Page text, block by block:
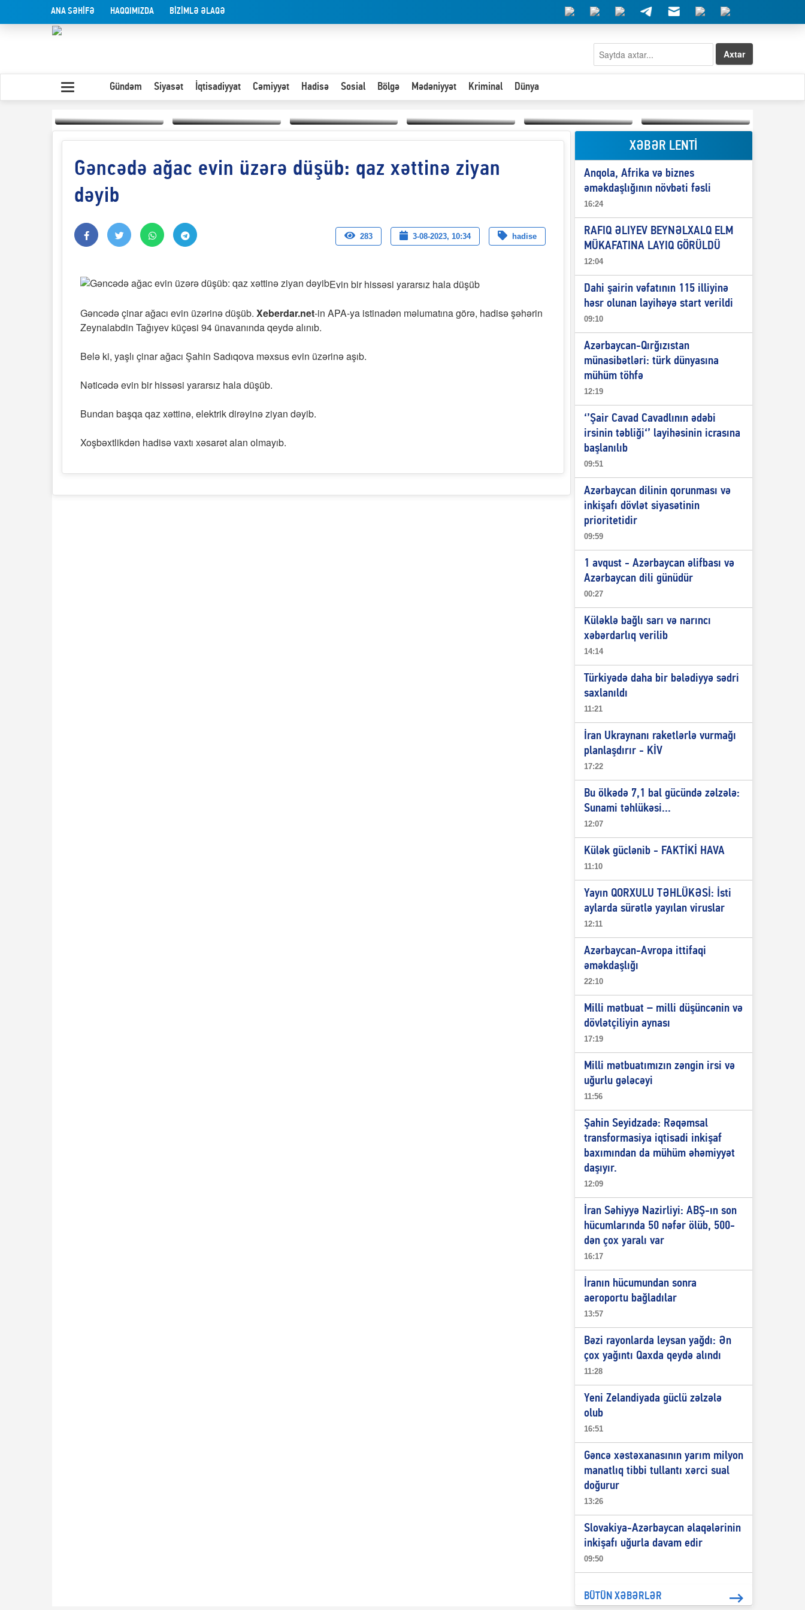
ANA SƏHİFƏ HAQQIMIZDA BİZİMLƏ ƏLAQƏ
Axtar
Gündəm Siyasət İqtisadiyyat Cəmiyyət Hadisə Sosial Bölgə Mədəniyyət Kriminal Dünya
Yaxın Şərqdəki
müharibənin qısa
təhlili
Olduğu kimi görünən
Paytaxta giriş vizası —
"Xoş gəldin, cibində
Hər an ən çətin savaşa
hazır olmalıyıq-
ZƏLİMXAN
“Qeyri-səlis məntiq və
dil-nitq” elmimizə
Elşad Abdullayevin
erməniləri
maliyyələşdirən oğlu
niyə Azərbaycana
ekstradisiya olunmur?
Gəncədə ağac evin üzərə düşüb: qaz xəttinə ziyan
dəyib
283 3-08-2023, 10:34 hadise
Evin bir hissəsi yararsız hala düşüb
Gəncədə çinar ağacı evin üzərinə düşüb. Xeberdar.net-in APA-ya istinadən məlumatına görə, hadisə şəhərin
Zeynalabdin Tağıyev küçəsi 94 ünavanında qeydə alınıb.
Belə ki, yaşlı çinar ağacı Şahin Sadıqova məxsus evin üzərinə aşıb.
Nəticədə evin bir hissəsi yararsız hala düşüb.
Bundan başqa qaz xəttinə, elektrik dirəyinə ziyan dəyib.
Xoşbəxtlikdən hadisə vaxtı xəsarət alan olmayıb.
XƏBƏR LENTİ
Anqola, Afrika və biznes
əməkdaşlığının növbəti fəsli
16:24
RAFIQ ƏLIYEV BEYNƏLXALQ ELM
MÜKAFATINA LAYIQ GÖRÜLDÜ
12:04
Dahi şairin vəfatının 115 illiyinə
həsr olunan layihəyə start verildi
09:10
Azərbaycan-Qırğızıstan
münasibətləri: türk dünyasına
mühüm töhfə
12:19
‘’Şair Cavad Cavadlının ədəbi
irsinin təbliği‘’ layihəsinin icrasına
başlanılıb
09:51
Azərbaycan dilinin qorunması və
inkişafı dövlət siyasətinin
prioritetidir
09:59
1 avqust - Azərbaycan əlifbası və
Azərbaycan dili günüdür
00:27
Küləklə bağlı sarı və narıncı
xəbərdarlıq verilib
14:14
Türkiyədə daha bir bələdiyyə sədri
saxlanıldı
11:21
İran Ukraynanı raketlərlə vurmağı
planlaşdırır - KİV
17:22
Bu ölkədə 7,1 bal gücündə zəlzələ:
Sunami təhlükəsi...
12:07
Külək güclənib - FAKTİKİ HAVA
11:10
Yayın QORXULU TƏHLÜKƏSİ: İsti
aylarda sürətlə yayılan viruslar
12:11
Azərbaycan-Avropa ittifaqi
əməkdaşlığı
22:10
Milli mətbuat – milli düşüncənin və
dövlətçiliyin aynası
17:19
Milli mətbuatımızın zəngin irsi və
uğurlu gələcəyi
11:56
Şahin Seyidzadə: Rəqəmsal
transformasiya iqtisadi inkişaf
baxımından da mühüm əhəmiyyət
daşıyır.
12:09
İran Səhiyyə Nazirliyi: ABŞ-ın son
hücumlarında 50 nəfər ölüb, 500-
dən çox yaralı var
16:17
İranın hücumundan sonra
aeroportu bağladılar
13:57
Bəzi rayonlarda leysan yağdı: Ən
çox yağıntı Qaxda qeydə alındı
11:28
Yeni Zelandiyada güclü zəlzələ
olub
16:51
Gəncə xəstəxanasının yarım milyon
manatlıq tibbi tullantı xərci sual
doğurur
13:26
Slovakiya-Azərbaycan əlaqələrinin
inkişafı uğurla davam edir
09:50
BÜTÜN XƏBƏRLƏR